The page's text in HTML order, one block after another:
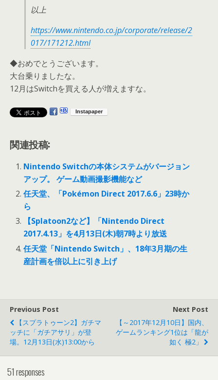
以上
https://www.nintendo.co.jp/corporate/release/2
017/171212.html
◆おめでとうございます。
大台乗りましたな。
12月はSwitchを買える人が増えますな。
関連投稿:
Nintendo Switchの本体システムがバージョン
アップ。 ゲーム動画撮影機能など
任天堂、「Pokémon Direct 2017.6.6」23時か
ら
【Splatoon2など】「Nintendo Direct
2017.4.13」を4月13日(木)朝7時より放送
任天堂「Nintendo Switch」、18年3月期の生
産計画を倍以上に引き上げ
Previous Post
【スプラトゥーン2】ガチマ
ッチに「ガチアサリ」が登
場。12月13日(水)13:00から
Next Post
【～2017年12月10日】国内、
ゲームランキング1位は「龍が
如く 極2」
51 responses